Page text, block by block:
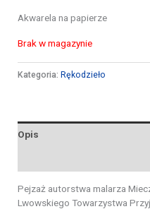
Akwarela na papierze
Brak w magazynie
Kategoria: Rękodzieło
Opis
Pejzaż autorstwa malarza
Lwowskiego Towarzystwa